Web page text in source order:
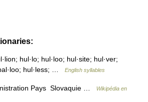
hul·lo; hul·loo; hul·site; hul·ver;
hul·less; …
English syllables
Pays Slovaquie …
Wikipédia en